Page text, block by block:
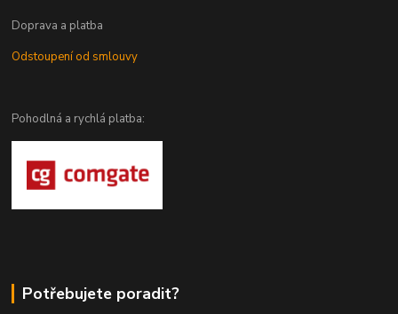
Doprava a platba
Odstoupení od smlouvy
Pohodlná a rychlá platba:
Potřebujete poradit?